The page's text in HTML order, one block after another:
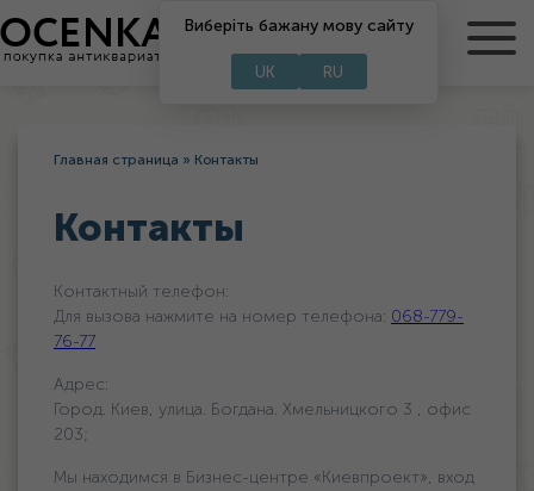
RU
Виберіть бажану мову сайту
UK RU
Главная страница » Контакты
Контакты
Контактный телефон:
Для вызова нажмите на номер телефона: 068-779-
76-77
Адрес:
Город. Киев, улица. Богдана. Хмельницкого 3 , офис
203;
Мы находимся в Бизнес-центре «Киевпроект», вход